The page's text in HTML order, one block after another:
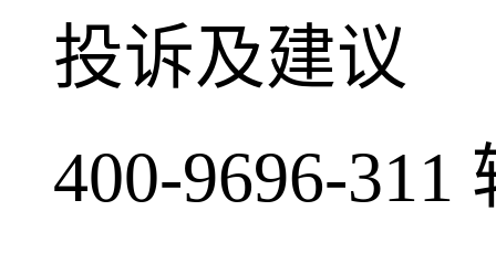
投诉及建议
400-9696-311